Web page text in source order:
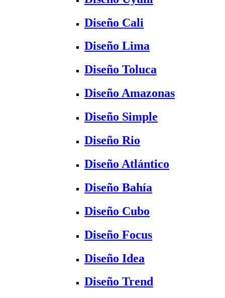
Diseño Cali
Diseño Lima
Diseño Toluca
Diseño Amazonas
Diseño Simple
Diseño Rio
Diseño Atlántico
Diseño Bahía
Diseño Cubo
Diseño Focus
Diseño Idea
Diseño Trend